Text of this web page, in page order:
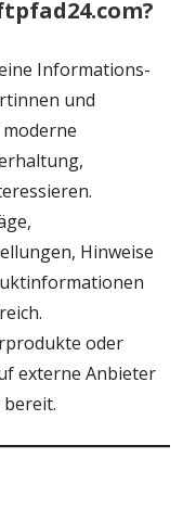
Informations-
und
Hinweise
oder
externe Anbieter